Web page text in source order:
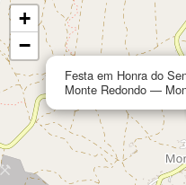
Festa em Honra do
Monte Redondo —
+
−